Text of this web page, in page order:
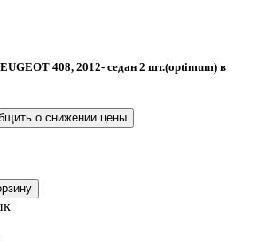
408, 2012- седан 2 шт.(optimum) в
в корзину